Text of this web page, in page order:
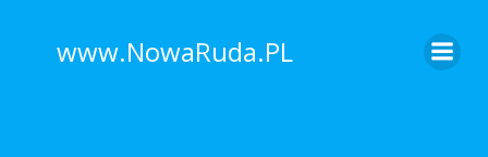
www.NowaRuda.PL